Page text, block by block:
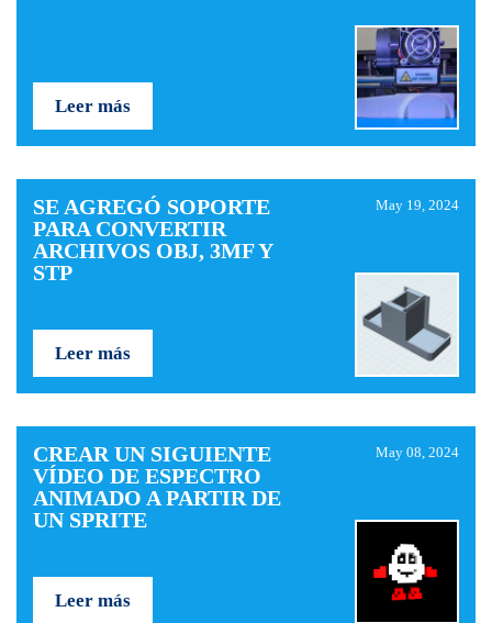
Leer más
SE AGREGÓ SOPORTE
PARA CONVERTIR
ARCHIVOS OBJ, 3MF Y
STP
May 19, 2024
Leer más
CREAR UN SIGUIENTE
VÍDEO DE ESPECTRO
ANIMADO A PARTIR DE
UN SPRITE
May 08, 2024
Leer más